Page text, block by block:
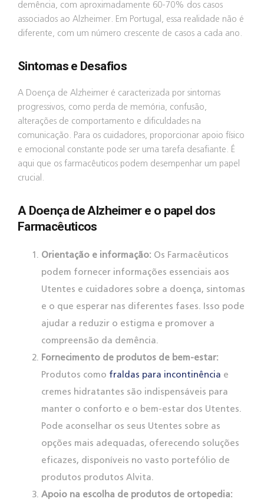
demência, com aproximadamente 60-70% dos casos
associados ao Alzheimer. Em Portugal, essa realidade não é
diferente, com um número crescente de casos a cada ano.
Sintomas e Desafios
A Doença de Alzheimer é caracterizada por sintomas
progressivos, como perda de memória, confusão,
alterações de comportamento e dificuldades na
comunicação. Para os cuidadores, proporcionar apoio físico
e emocional constante pode ser uma tarefa desafiante. É
aqui que os farmacêuticos podem desempenhar um papel
crucial.
A Doença de Alzheimer e o papel dos
Farmacêuticos
Orientação e informação: Os Farmacêuticos
podem fornecer informações essenciais aos
Utentes e cuidadores sobre a doença, sintomas
e o que esperar nas diferentes fases. Isso pode
ajudar a reduzir o estigma e promover a
compreensão da demência.
Fornecimento de produtos de bem-estar:
Produtos como fraldas para incontinência e
cremes hidratantes são indispensáveis para
manter o conforto e o bem-estar dos Utentes.
Pode aconselhar os seus Utentes sobre as
opções mais adequadas, oferecendo soluções
eficazes, disponíveis no vasto portefólio de
produtos produtos Alvita.
Apoio na escolha de produtos de ortopedia: